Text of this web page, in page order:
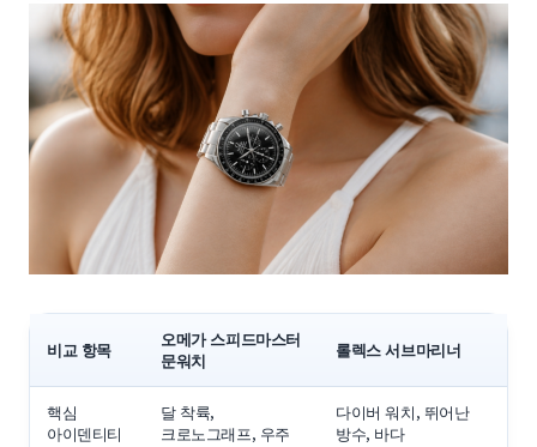
비교 항목
오메가 스피드마스터
문워치
롤렉스 서브마리너
핵심
아이덴티티
달 착륙,
크로노그래프, 우주
다이버 워치, 뛰어난
방수, 바다